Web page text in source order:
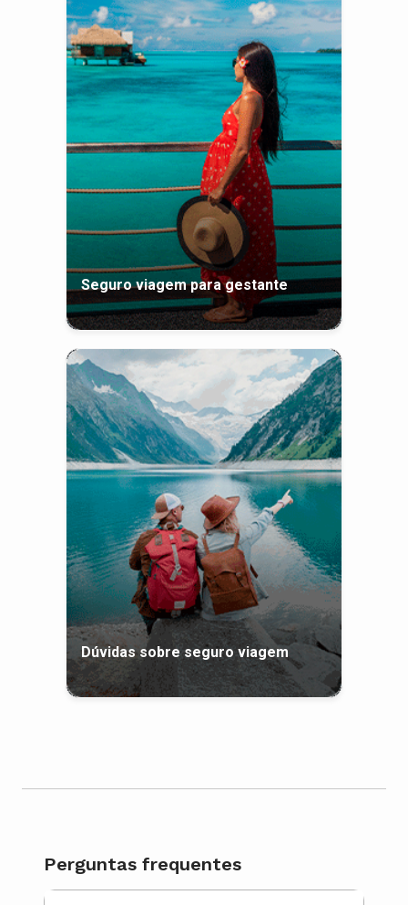
Seguro viagem para gestante
Dúvidas sobre seguro viagem
Perguntas frequentes